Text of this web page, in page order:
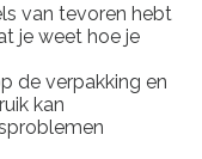
van tevoren hebt
je weet hoe je
de verpakking en
kan